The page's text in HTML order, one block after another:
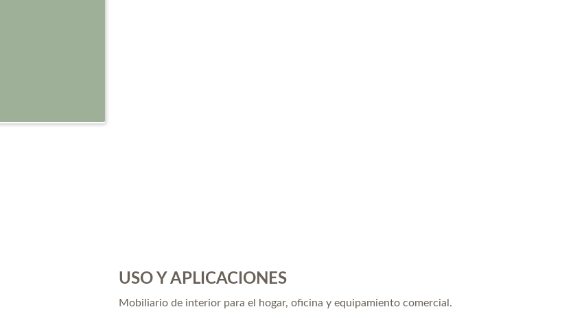
USO Y APLICACIONES
Mobiliario de interior para el hogar, oficina y equipamiento comercial.